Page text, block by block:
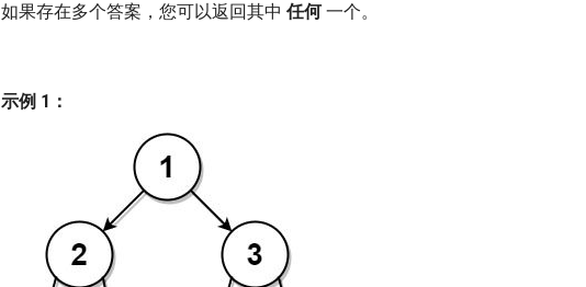
如果存在多个答案，您可以返回其中 任何一个。
示例 1：